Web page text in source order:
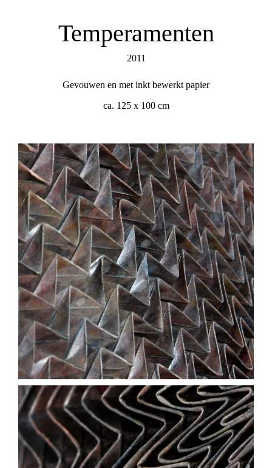
Temperamenten
2011
Gevouwen en met inkt bewerkt papier
ca. 125 x 100 cm